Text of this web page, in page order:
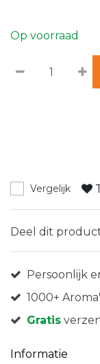
Op voorraad
Vergelijk
Deel dit
Persoonlijk
1000+
Gratis
Informatie